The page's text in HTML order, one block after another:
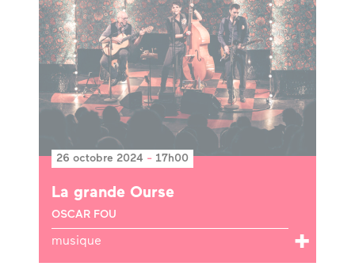
26 octobre 2024 - 17h00
La grande Ourse
OSCAR FOU
musique